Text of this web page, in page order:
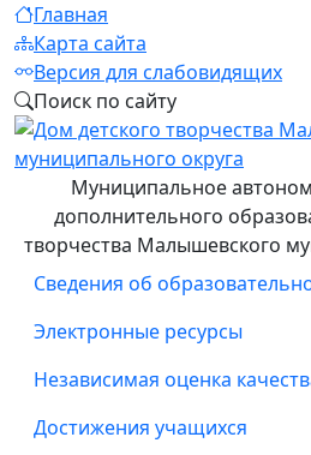
Главная
Карта сайта
Версия для слабовидящих
Поиск по сайту
Муниципальное
дополнительного
творчества Малышевского
Сведения об
Электронные ресурсы
Независимая оценка
Достижения учащихся